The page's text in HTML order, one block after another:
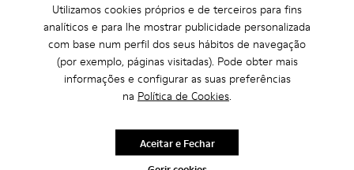
Utilizamos cookies próprios e de terceiros para fins
analíticos e para lhe mostrar publicidade personalizada
com base num perfil dos seus hábitos de navegação
(por exemplo, páginas visitadas). Pode obter mais
informações e configurar as suas preferências
na Política de Cookies.
Aceitar e Fechar
Adicionar
125 €
Adicionar